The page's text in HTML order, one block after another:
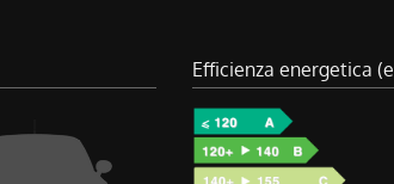
Efficienza energetica